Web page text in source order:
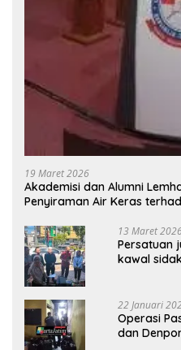
19 Maret 2026
Akademisi dan Alumni
Penyiraman Air Keras
13 Maret
Persatuan
kawal
22 Januari
Operasi
dan